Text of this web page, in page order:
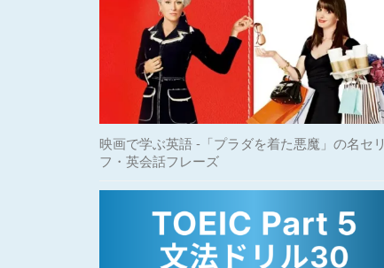
映画で学ぶ英語 -「プラダを着た悪魔」の名セリ
フ・英会話フレーズ